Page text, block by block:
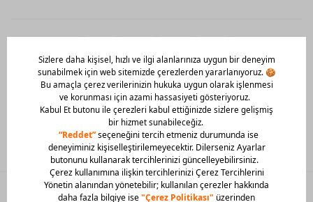
Mobil Uygulamamızı Hemen İndir!